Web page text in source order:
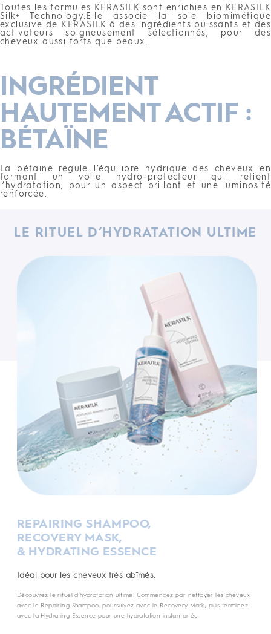
Toutes les formules KERASILK sont enrichies en KERASILK
Silk+ Technology.Elle associe la soie biomimétique
exclusive de KERASILK à des ingrédients puissants et des
activateurs soigneusement sélectionnés, pour des
cheveux aussi forts que beaux.
INGRÉDIENT
HAUTEMENT ACTIF :
BÉTAÏNE
La bétaïne régule l’équilibre hydrique des cheveux en
formant un voile hydro-protecteur qui retient
l’hydratation, pour un aspect brillant et une luminosité
renforcée.
LE RITUEL D’HYDRATATION ULTIME
REPAIRING SHAMPOO,
RECOVERY MASK,
& HYDRATING ESSENCE
Idéal pour les cheveux très abîmés.
Découvrez le rituel d’hydratation ultime. Commencez par nettoyer les cheveux
avec le Repairing Shampoo, poursuivez avec le Recovery Mask, puis terminez
avec la Hydrating Essence pour une hydratation instantanée.